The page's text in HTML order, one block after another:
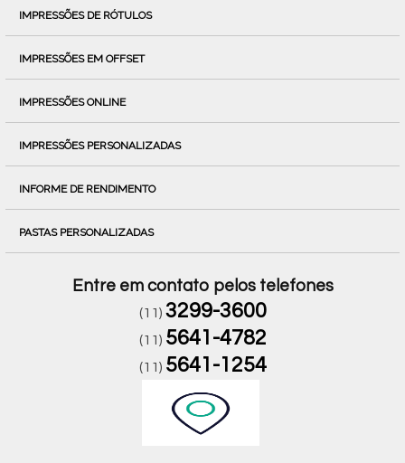
IMPRESSÕES DE RÓTULOS
IMPRESSÕES EM OFFSET
IMPRESSÕES ONLINE
IMPRESSÕES PERSONALIZADAS
INFORME DE RENDIMENTO
PASTAS PERSONALIZADAS
Entre em contato pelos telefones
(11) 3299-3600
(11) 5641-4782
(11) 5641-1254